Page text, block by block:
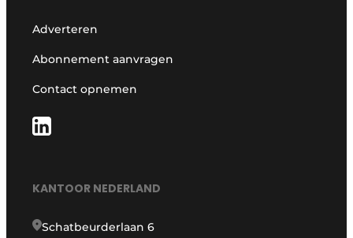
Adverteren
Abonnement aanvragen
Contact opnemen
KANTOOR NEDERLAND
Schatbeurderlaan 6